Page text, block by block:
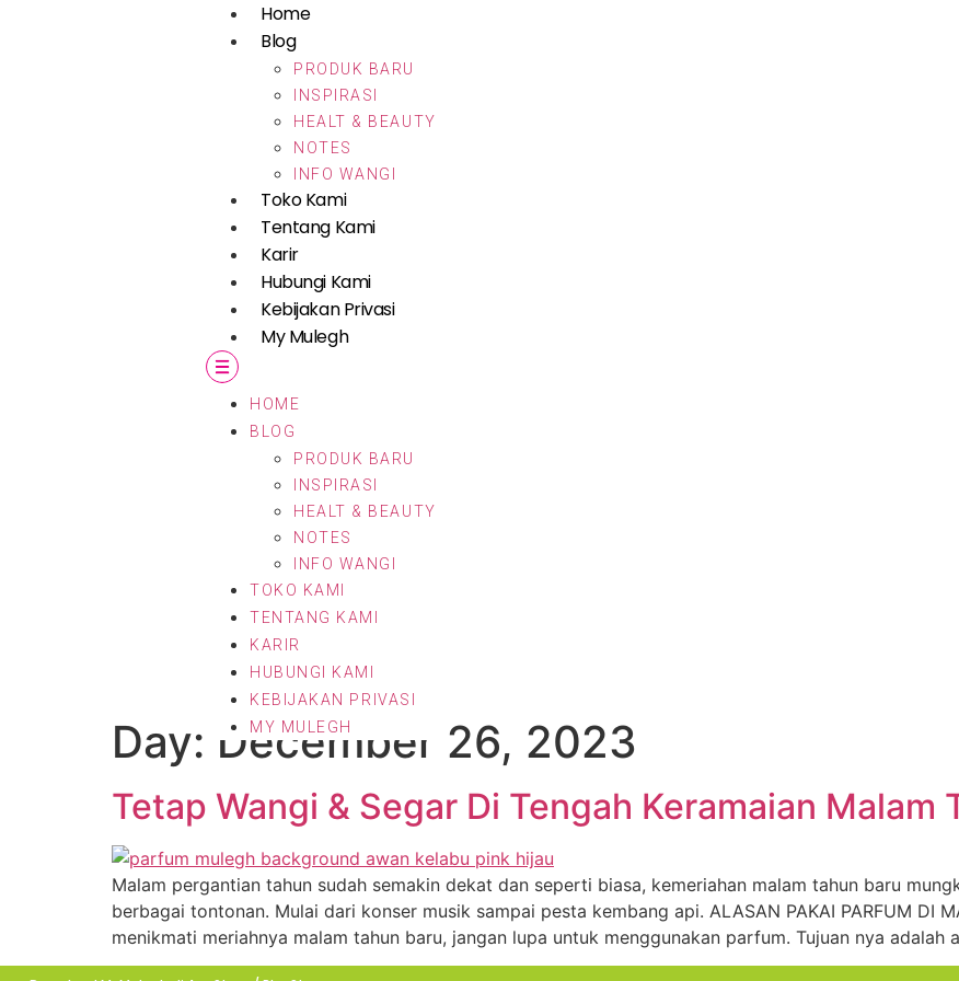
Home
Blog
PRODUK BARU
INSPIRASI
HEALT & BEAUTY
NOTES
INFO WANGI
Toko Kami
Tentang Kami
Karir
Hubungi Kami
Kebijakan Privasi
My Mulegh
HOME
BLOG
PRODUK BARU
INSPIRASI
HEALT & BEAUTY
NOTES
INFO WANGI
TOKO KAMI
TENTANG KAMI
KARIR
HUBUNGI KAMI
KEBIJAKAN PRIVASI
MY MULEGH
Day: December 26, 2023
Tetap Wangi & Segar Di Tengah Keramaian Malam
Malam pergantian tahun sudah semakin dekat dan seperti biasa, kemeriahan malam tahun baru
berbagai tontonan. Mulai dari konser musik sampai pesta kembang api. ALASAN PAKAI PARFUM DI
menikmati meriahnya malam tahun baru, jangan lupa untuk menggunakan parfum. Tujuan nya adalah